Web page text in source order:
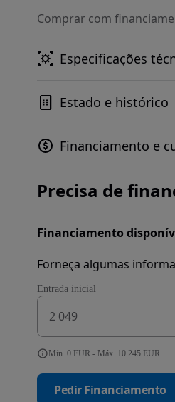
Comprar com
Especificações
Estado e histórico
Financiamento e
Precisa de
Financiamento
Forneça algumas
Entrada inicial
Mín. 0 EUR - Máx. 10 245 EUR
Pedir Financiamento